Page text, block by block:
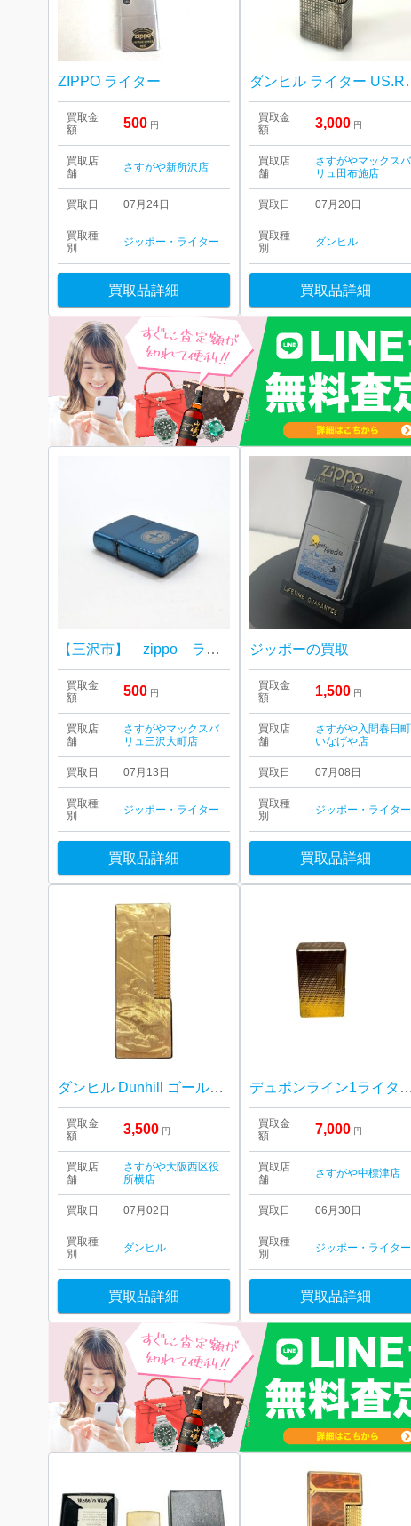
ZIPPO ライター
買取金
額
500 円
買取店
舗
さすがや新所沢店
買取日 07月24日
買取種
別
ジッポー・ライター
買取品詳細
ダンヒ
買取金
額
3,000 円
買取店
舗
さすがやマックスバ
リュ田布施店
買取日 07月20日
買取種
別
ダンヒル
買取品詳細
【三沢市】 zippo ライター をお買取り致しました！
買取金
額
500 円
買取店
舗
さすがやマックスバ
リュ三沢大町店
買取日 07月13日
買取種
別
ジッポー・ライター
買取品詳細
ジッポーの買取
買取金
額
1,500 円
買取店
舗
さすがや入間春日町
いなげや店
買取日 07月08日
買取種
別
ジッポー・ライター
買取品詳細
ダンヒル Dunhill ゴールドカラー ライター
買取金
額
3,500 円
買取店
舗
さすがや大阪西区役
所横店
買取日 07月02日
買取種
別
ダンヒル
買取品詳細
デュポンライン1ライター買い取りました！！ さすがや中標津店
買取金
額
7,000 円
買取店
舗
さすがや中標津店
買取日 06月30日
買取種
別
ジッポー・ライター
買取品詳細